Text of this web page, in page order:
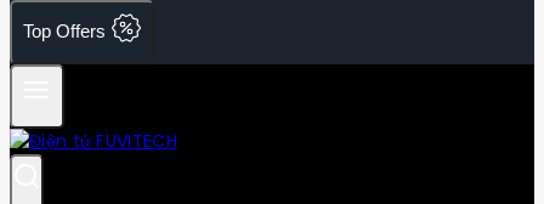
Top Offers